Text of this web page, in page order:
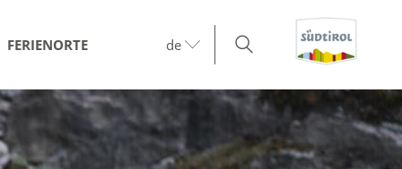
FERIENORTE de